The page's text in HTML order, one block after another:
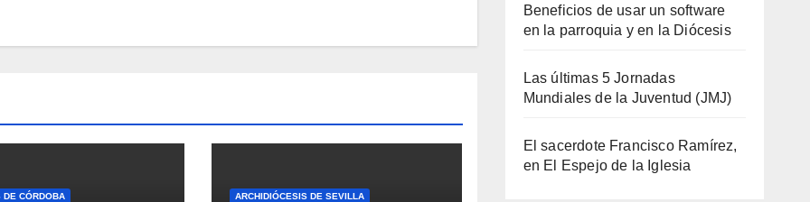
DE CÓRDOBA
ARCHIDIÓCESIS DE SEVILLA
Beneficios de usar un software
en la parroquia y en la Diócesis
Las últimas 5 Jornadas
Mundiales de la Juventud (JMJ)
El sacerdote Francisco Ramírez,
en El Espejo de la Iglesia